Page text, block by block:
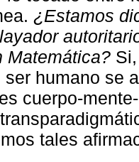
¿Estamos
Matemática?
humano se
cuerpo-
tales